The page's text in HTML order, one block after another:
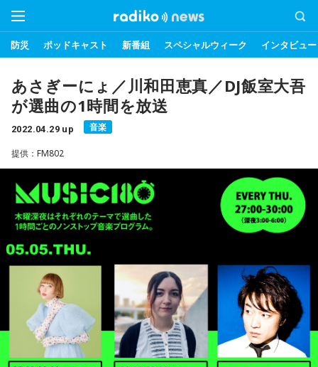
防災 ポッドキャスト 新番組 スペシャルウィーク インタビュー
あさぎーにょ／川和田恵真／DJ飯室大吾
が選曲の1時間を放送
2022.04.29 up 音楽
提供：FM802